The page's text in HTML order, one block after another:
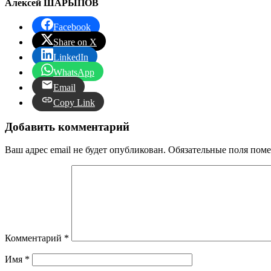
Алексей ШАРЫПОВ
Facebook
Share on X
LinkedIn
WhatsApp
Email
Copy Link
Добавить комментарий
Ваш адрес email не будет опубликован. Обязательные поля
Комментарий *
Имя *